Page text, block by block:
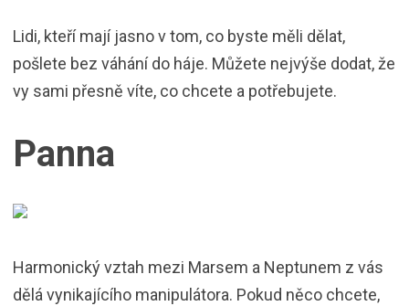
Lidi, kteří mají jasno v tom, co byste měli dělat,
pošlete bez váhání do háje. Můžete nejvýše dodat, že
vy sami přesně víte, co chcete a potřebujete.
Panna
Harmonický vztah mezi Marsem a Neptunem z vás
dělá vynikajícího manipulátora. Pokud něco chcete,